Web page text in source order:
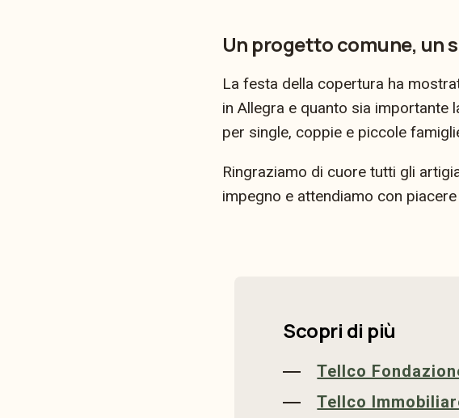
Un progetto comune, un
La festa della copertura ha
in Allegra e quanto sia importante
per single, coppie e piccole
Ringraziamo di cuore tutti gli
impegno e attendiamo con
Scopri di più
Tellco
Tellco